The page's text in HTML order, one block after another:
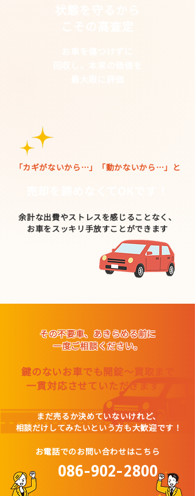
「カギがないから…」「動かないから…」と
余計な出費やストレスを感じることなく、
お車をスッキリ手放すことができます
その不要車、あきらめる前に
一度ご相談ください。
鍵のないお車でも開錠〜買取まで
一貫対応させていただきます！
まだ売るか決めていないけれど、
相談だけしてみたいという方も大歓迎です！
お電話でのお問い合わせはこちら
086-902-2800